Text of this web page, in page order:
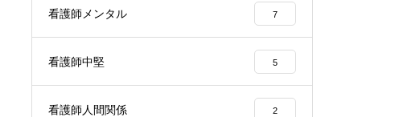
看護師メンタル 7
看護師中堅 5
看護師人間関係 2